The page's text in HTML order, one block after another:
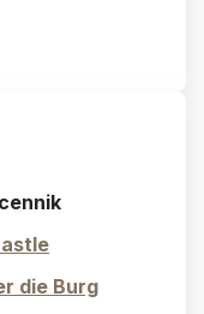
die Burg